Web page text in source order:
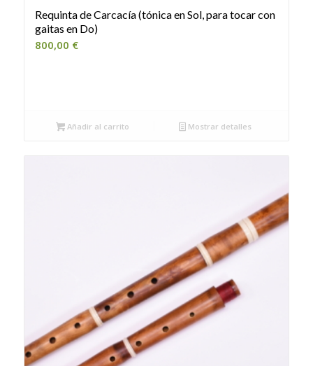
Requinta de Carcacía (tónica en Sol, para tocar con
gaitas en Do)
800,00 €
Añadir al carrito Mostrar detalles